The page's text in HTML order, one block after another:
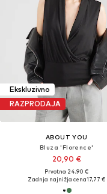
Ekskluzivno
RAZPRODAJA
ABOUT YOU
Bluza 'Florence'
20,90 €
Prvotno: 24,90 €
Zadnja najnižja cena17,77 €